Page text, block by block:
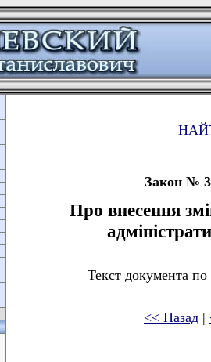
Закон №
Про внесення
Текст документа
<< Назад |